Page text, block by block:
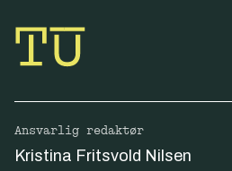
Ansvarlig redaktør
Kristina Fritsvold Nilsen